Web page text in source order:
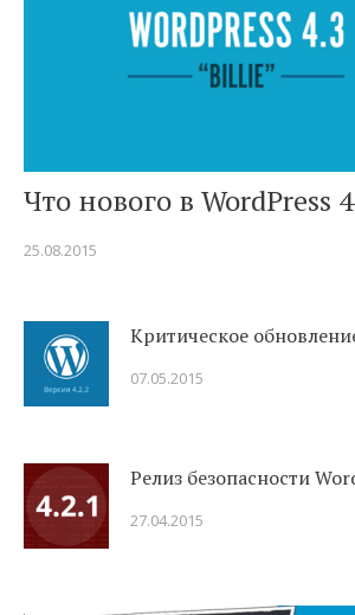
Что нового в WordPress
25.08.2015
Критическое
07.05.2015
Релиз безопасности
27.04.2015